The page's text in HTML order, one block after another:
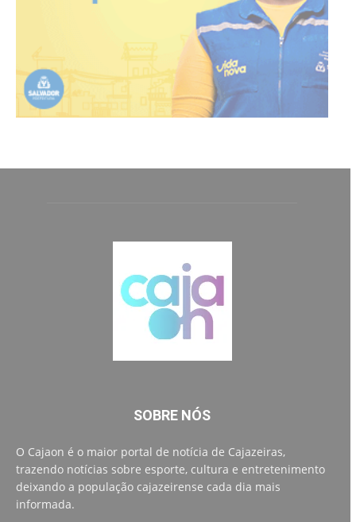
SOBRE NÓS
O Cajaon é o maior portal de notícia de Cajazeiras,
trazendo notícias sobre esporte, cultura e entretenimento
deixando a população cajazeirense cada dia mais
informada.